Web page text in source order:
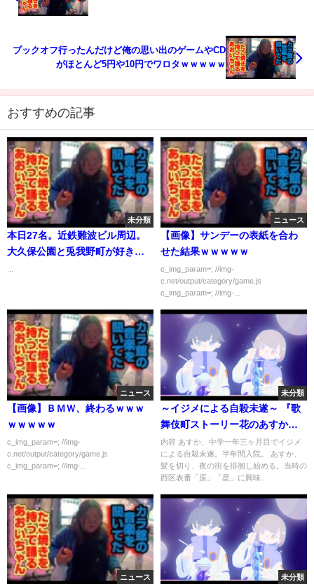
ブックオフ行ったんだけど俺の思い出のゲームやCD
がほとんど5円や10円でワロタｗｗｗｗｗ
おすすめの記事
未分類
本日27名。近鉄難波ビル周辺。
大久保公園と兎我野町が好き〜
...
ニュース
【画像】サンデーの表紙を合わ
せた結果ｗｗｗｗｗ
c_img_param=; //img-
c.net/output/category/game.js
c_img_param=; //img-...
ニュース
【画像】ＢＭＷ、終わるｗｗｗ
ｗｗｗｗｗ
c_img_param=; //img-
c.net/output/category/game.js
c_img_param=; //img-...
未分類
～イジメによる自殺未遂～ 『歌
舞伎町ストーリー花のあすか組
１』
内容 あすか、中学一年三ヶ月目でイジメ
による自殺未遂。半年間入院。 あすか、
髪を切り、夜の街を徘徊し始める。当時の
西区表番「原」「星」に興味...
ニュース 未分類